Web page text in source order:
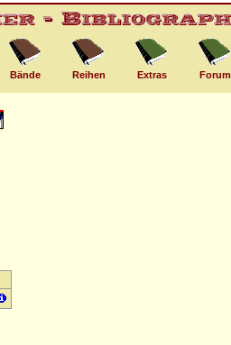
Bände Reihen Extras Forum